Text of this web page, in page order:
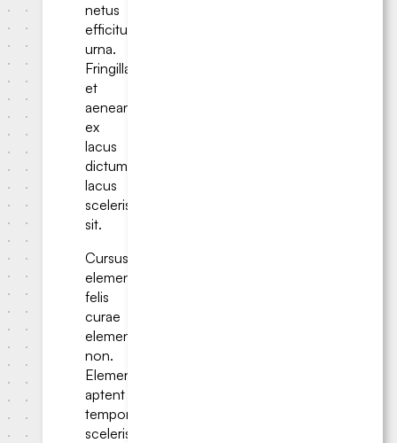
netus
efficitur
urna.
Fringilla
et
aenean
ex
lacus
dictumst;
lacus
scelerisque
sit.
Cursus
elementum
felis
curae
elementum
non.
Elementum
aptent
tempor
scelerisque